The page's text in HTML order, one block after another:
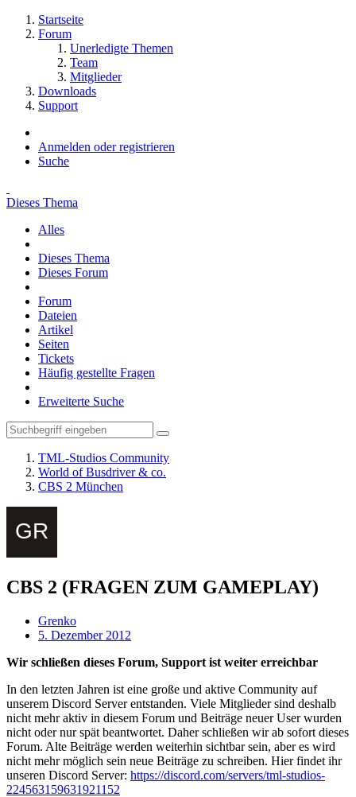
Startseite
Forum
Unerledigte Themen
Team
Mitglieder
Downloads
Support
Anmelden oder registrieren
Suche
Dieses Thema
Alles
Dieses Thema
Dieses Forum
Forum
Dateien
Artikel
Seiten
Tickets
Häufig gestellte Fragen
Erweiterte Suche
TML-Studios Community
World of Busdriver & co.
CBS 2 München
CBS 2 (FRAGEN ZUM GAMEPLAY)
Grenko
5. Dezember 2012
Wir schließen dieses Forum, Support ist weiter erreichbar
In den letzten Jahren ist eine große und aktive Community auf
unserem Discord Server entstanden. Viele Mitglieder sind deshalb
nicht mehr aktiv in diesem Forum und Beiträge neuer User wurden
nicht oder nur spät beantwortet. Daher schließen wir ab sofort dieses
Forum. Alte Beiträge werden weiterhin sichtbar sein, aber es wird
nicht mehr möglich sein neue Beiträge zu schreiben. Hier findet ihr
unseren Discord Server: https://discord.com/servers/tml-studios-
224563159631921152